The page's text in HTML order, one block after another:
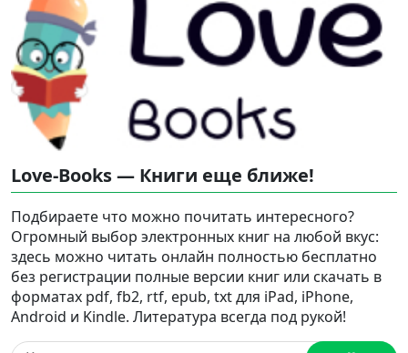
Love-Books — Книги еще ближе!
Подбираете что можно почитать интересного?
Огромный выбор электронных книг на любой вкус:
здесь можно читать онлайн полностью бесплатно
без регистрации полные версии книг или скачать в
форматах pdf, fb2, rtf, epub, txt для iPad, iPhone,
Android и Kindle. Литература всегда под рукой!